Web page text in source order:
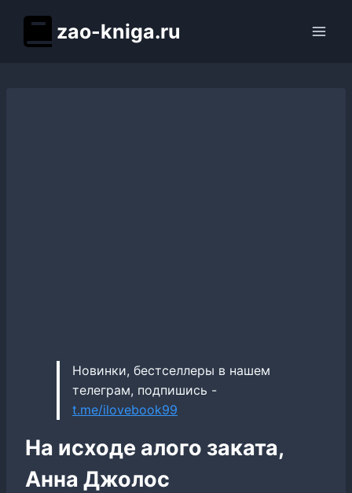
содержимому
zao-kniga.ru
Новинки, бестселлеры в нашем
телеграм, подпишись -
t.me/ilovebook99
На исходе алого заката,
Анна Джолос